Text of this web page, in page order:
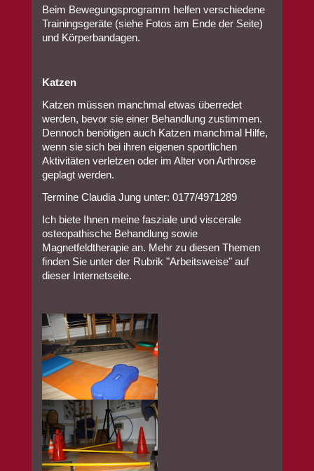
Beim Bewegungsprogramm helfen verschiedene
Trainingsgeräte (siehe Fotos am Ende der Seite)
und Körperbandagen.
Katzen
Katzen müssen manchmal etwas überredet
werden, bevor sie einer Behandlung zustimmen.
Dennoch benötigen auch Katzen manchmal Hilfe,
wenn sie sich bei ihren eigenen sportlichen
Aktivitäten verletzen oder im Alter von Arthrose
geplagt werden.
Termine Claudia Jung unter: 0177/4971289
Ich biete Ihnen meine fasziale und viscerale
osteopathische Behandlung sowie
Magnetfeldtherapie an. Mehr zu diesen Themen
finden Sie unter der Rubrik "Arbeitsweise" auf
dieser Internetseite.